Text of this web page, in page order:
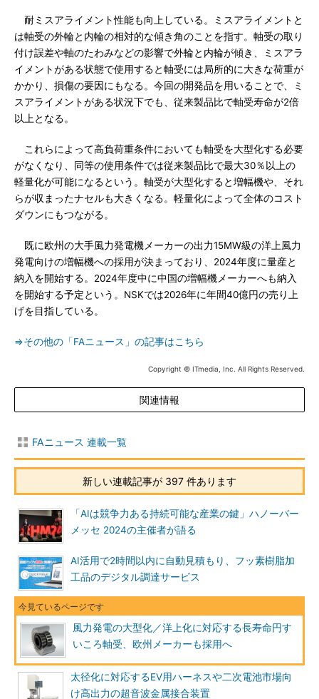
耐ミスアライメント性能も向上している。ミスアライメントと
は軸受の外輪と内輪の相対的な傾き角のことを指す。軸受の取り
付け誤差や軸のたわみなどの影響で外輪と内輪が傾き、ミスアラ
イメントがある状態で使用すると軸受には局所的に大きな荷重が
かかり、損傷の要因にもなる。今回の開発品を用いることで、ミ
スアライメントがある状況下でも、従来製品比で軸受寿命が2倍
以上となる。
これらによって高負荷重条件においても軸受を大型化する必要
がなくなり、同等の使用条件では従来製品比で最大30％以上の
軽量化が可能になるという。軸受が大型化すると増幅機や、それ
らが収まったナセルも大きくなる。軽量化によって全体のコスト
ダウンにもつながる。
既に欧州の大手風力発電機メーカーの出力15MW級の洋上風力
発電向けの増幅機への採用が決まっており、2024年度に量産と
納入を開始する。2024年度中に中国の増幅機メーカーへも納入
を開始する予定という。NSKでは2026年に年間40億円の売り上
げを目指している。
⇒その他の「FAニュース」の記事はこちら
Copyright © ITmedia, Inc. All Rights Reserved.
関連情報
FAニュース 連載一覧
新しい連載記事が 397 件あります
「AIは競争力ある持続可能な産業の鍵」ハノーバー
メッセ 2024の主催者が語る
AI活用で2時間以内に自動見積もり、フッ素樹脂加
工品のデジタル調達サービス
風力発電の大型化／洋上化に対応する長寿命円す
いころ軸受、欧州メーカーも採用へ
太径化に対応するEV用ハーネスや二次電池市場向
け高出力の超音波金属接合装置